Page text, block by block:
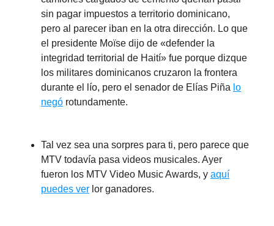
sin pagar impuestos a territorio dominicano,
pero al parecer iban en la otra dirección. Lo que
el presidente Moïse dijo de «defender la
integridad territorial de Haití» fue porque dizque
los militares dominicanos cruzaron la frontera
durante el lío, pero el senador de Elías Piña lo
negó rotundamente.
Tal vez sea una sorpres para ti, pero parece que
MTV todavía pasa videos musicales. Ayer
fueron los MTV Video Music Awards, y aquí
puedes ver lor ganadores.